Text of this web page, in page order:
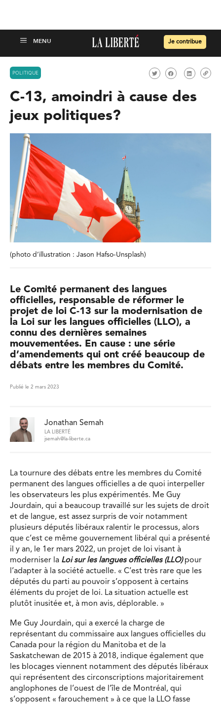
Je contribue
POLITIQUE
C-13, amoindri à cause des
jeux politiques?
(photo d’illustration : Jason Hafso-Unsplash)
Le Comité permanent des langues
officielles, responsable de réformer le
projet de loi C-13 sur la modernisation de
la Loi sur les langues officielles (LLO), a
connu des dernières semaines
mouvementées. En cause : une série
d’amendements qui ont créé beaucoup de
débats entre les membres du Comité.
Publié le 2 mars 2023
Jonathan Semah
LA LIBERTÉ
jsemah@la-liberte.ca
La tournure des débats entre les membres du Comité
permanent des langues officielles a de quoi interpeller
les observateurs les plus expérimentés. Me Guy
Jourdain, qui a beaucoup travaillé sur les sujets de droit
et de langue, est assez surpris de voir notamment
plusieurs députés libéraux ralentir le processus, alors
que c’est ce même gouvernement libéral qui a présenté
il y an, le 1er mars 2022, un projet de loi visant à
moderniser la Loi sur les langues officielles (LLO)pour
l’adapter à la société actuelle. « C’est très rare que les
députés du parti au pouvoir s’opposent à certains
éléments du projet de loi. La situation actuelle est
plutôt inusitée et, à mon avis, déplorable. »
Me Guy Jourdain, qui a exercé la charge de
représentant du commissaire aux langues officielles du
Canada pour la région du Manitoba et de la
Saskatchewan de 2015 à 2018, indique également que
les blocages viennent notamment des députés libéraux
qui représentent des circonscriptions majoritairement
anglophones de l’ouest de l’île de Montréal, qui
s’opposent « farouchement » à ce que la LLO fasse